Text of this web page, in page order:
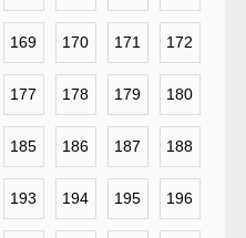
169 170 171 172
177 178 179 180
185 186 187 188
193 194 195 196